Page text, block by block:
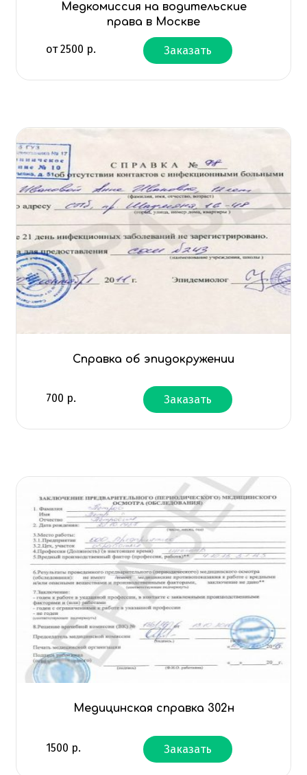
Медкомиссия на водительские
права в Москве
от2500 р. Заказать
Справка об эпидокружении
700 р. Заказать
Медицинская справка 302н
1500 р. Заказать